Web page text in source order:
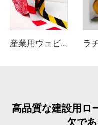
産業用ウェビング
高品質な建設用ロ
欠で